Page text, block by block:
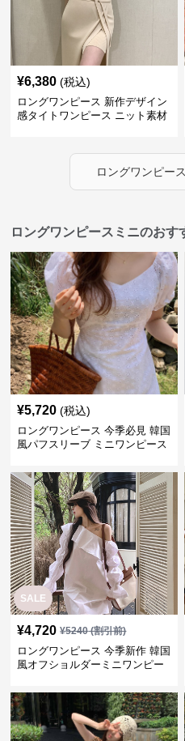
¥6,380 (税込)
ロングワンピース 新作デザイン
感タイトワンピース ニット素材
ロングワンピース
ロングワンピースミニのおす
¥5,720 (税込)
ロングワンピース 今季必見 韓国
風パフスリーブ ミニワンピース
SALE
¥4,720 ¥5240(割引前)
ロングワンピース 今季新作 韓国
風オフショルダーミニワンピー